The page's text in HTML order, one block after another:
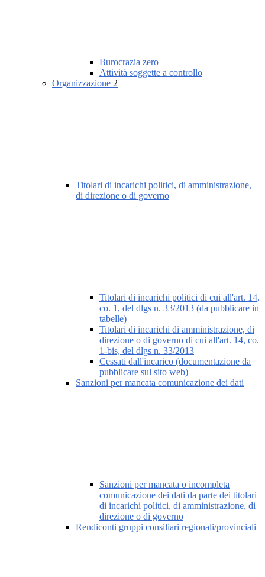
Burocrazia zero
Attività soggette a controllo
Organizzazione 2
Titolari di incarichi politici, di amministrazione,
di direzione o di governo
Titolari di incarichi politici di cui all'art. 14,
co. 1, del dlgs n. 33/2013 (da pubblicare in
tabelle)
Titolari di incarichi di amministrazione, di
direzione o di governo di cui all'art. 14, co.
1-bis, del dlgs n. 33/2013
Cessati dall'incarico (documentazione da
pubblicare sul sito web)
Sanzioni per mancata comunicazione dei dati
Sanzioni per mancata o incompleta
comunicazione dei dati da parte dei titolari
di incarichi politici, di amministrazione, di
direzione o di governo
Rendiconti gruppi consiliari regionali/provinciali